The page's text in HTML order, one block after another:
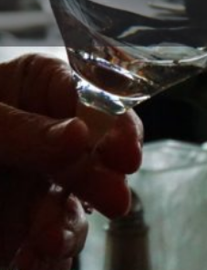
Detalles
Guardar